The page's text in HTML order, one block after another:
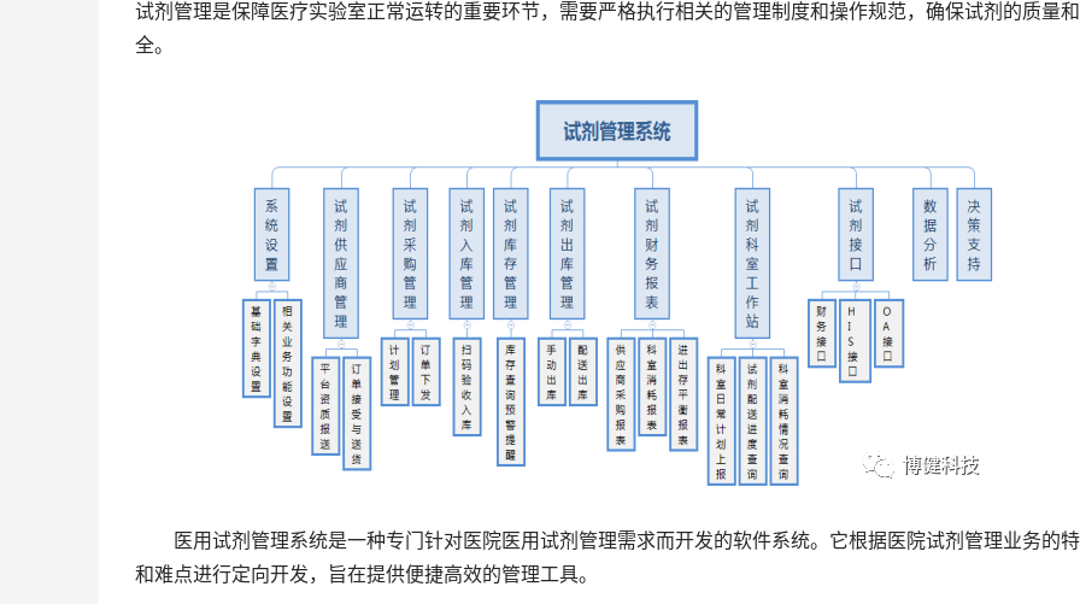
试剂管理是保障医疗实验室正常运转的重要环节，需要严格执行相关的管理制度和操作规范，确保试剂的质量
全。
医用试剂管理系统是一种专门针对医院医用试剂管理需求而开发的软件系统。它根据医院试剂管理业务的
和难点进行定向开发，旨在提供便捷高效的管理工具。